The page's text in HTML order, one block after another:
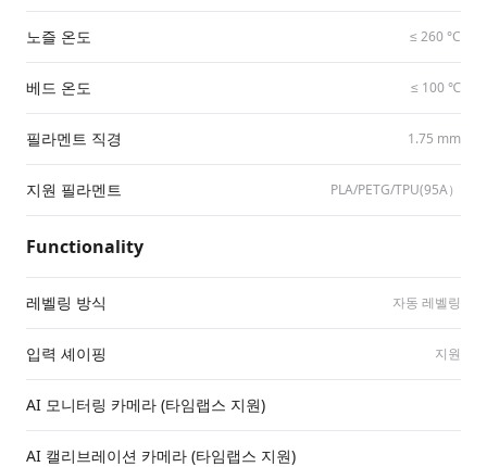
노즐 온도 ≤ 260 °C
베드 온도 ≤ 100 ℃
필라멘트 직경 1.75 mm
지원 필라멘트 PLA/​PETG/​TPU(95A）
Functionality
레벨링 방식 자동 레벨링
입력 셰이핑 지원
AI 모니터링 카메라 (타임랩스 지원)
AI 캘리브레이션 카메라 (타임랩스 지원)